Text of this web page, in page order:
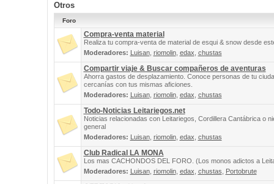
Otros
Foro
Compra-venta material
Realiza tu compra-venta de material de esqui & snow desde
Moderadores: Luisan, riomolin, edax chustas
Compartir viaje & Buscar compañeros de aventuras
Ahorra gastos de desplazamiento. Conoce personas de tu
cercanías con tus mismas aficiones.
Moderadores: Luisan, riomolin, edax chustas
Todo-Noticias Leitariegos.net
Noticias relacionadas con Leitariegos, Cordillera Cantábrica o
general
Moderadores: Luisan, riomolin, edax chustas
Club Radical LA MONA
Los mas CACHONDOS DEL FORO. (Los monos adictos a
Moderadores: Luisan, riomolin, edax chustas Portobrute